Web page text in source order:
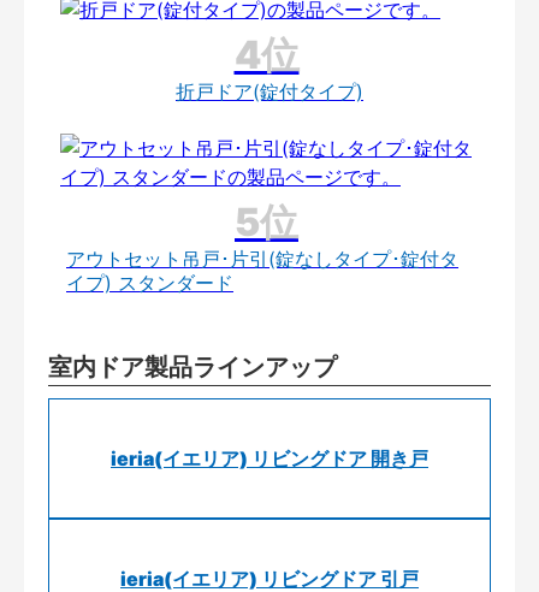
折戸ドア(錠付タイプ)
アウトセット吊戸･片引(錠なしタイプ･錠付タ
イプ) スタンダード
室内ドア製品ラインアップ
ieria(イエリア) リビングドア 開き戸
ieria(イエリア) リビングドア 引戸